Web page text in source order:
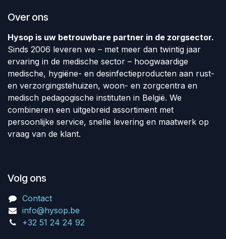
Over ons
Hysop is uw betrouwbare partner in de zorgsector.
Sinds 2006 leveren we – met meer dan twintig jaar
ervaring in de medische sector – hoogwaardige
medische, hygiëne- en desinfectieproducten aan rust-
en verzorgingstehuizen, woon- en zorgcentra en
medisch pedagogische instituten in België. We
combineren een uitgebreid assortiment met
persoonlijke service, snelle levering en maatwerk op
vraag van de klant.
Volg ons
Contact
info@hysop.be
+32 51 24 24 92